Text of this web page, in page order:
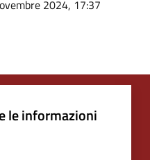
2024, 17:37
le informazioni